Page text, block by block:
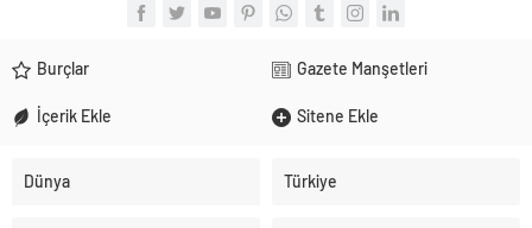
Burçlar Gazete Manşetleri
İçerik Ekle Sitene Ekle
Dünya Türkiye